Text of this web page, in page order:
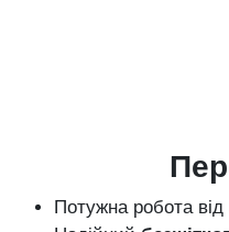
Потужна робота від